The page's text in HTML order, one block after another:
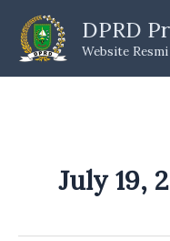
content
DPRD
Website
July 19,